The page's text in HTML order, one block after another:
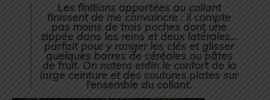
Les finitions apportées au collant
finissent de me convaincre : il compte
pas moins de trois poches dont une
zippée dans les reins et deux latérales…
parfait pour y ranger les clés et glisser
quelques barres de céréales ou pâtes
de fruit. On notera enfin le confort de la
large ceinture et des coutures plates sur
l’ensemble du collant.